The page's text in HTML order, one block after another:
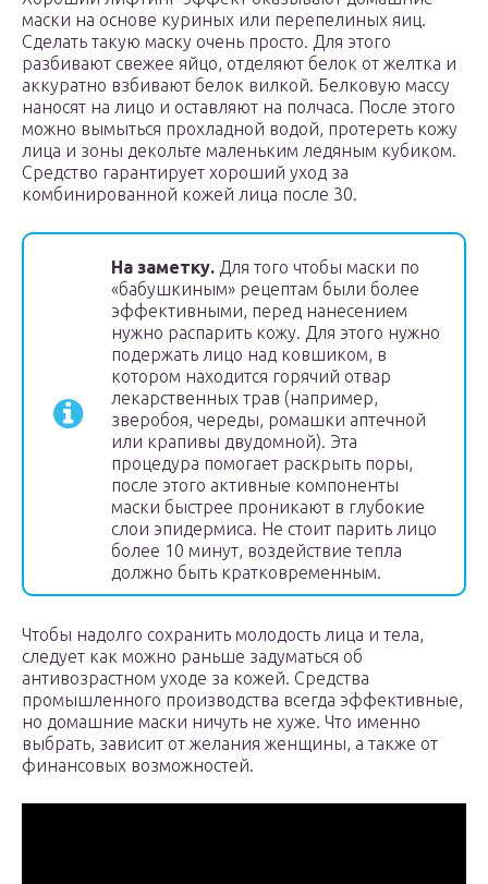
маски на основе куриных или перепелиных яиц.
Сделать такую маску очень просто. Для этого
разбивают свежее яйцо, отделяют белок от желтка и
аккуратно взбивают белок вилкой. Белковую массу
наносят на лицо и оставляют на полчаса. После этого
можно вымыться прохладной водой, протереть кожу
лица и зоны декольте маленьким ледяным кубиком.
Средство гарантирует хороший уход за
комбинированной кожей лица после 30.
На заметку. Для того чтобы маски по
«бабушкиным» рецептам были более
эффективными, перед нанесением
нужно распарить кожу. Для этого нужно
подержать лицо над ковшиком, в
котором находится горячий отвар
лекарственных трав (например,
зверобоя, череды, ромашки аптечной
или крапивы двудомной). Эта
процедура помогает раскрыть поры,
после этого активные компоненты
маски быстрее проникают в глубокие
слои эпидермиса. Не стоит парить лицо
более 10 минут, воздействие тепла
должно быть кратковременным.
Чтобы надолго сохранить молодость лица и тела,
следует как можно раньше задуматься об
антивозрастном уходе за кожей. Средства
промышленного производства всегда эффективные,
но домашние маски ничуть не хуже. Что именно
выбрать, зависит от желания женщины, а также от
финансовых возможностей.